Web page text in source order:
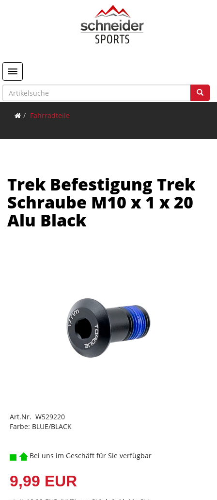
Toggle navigation
Fahrradteile
Trek Befestigung Trek
Schraube M10 x 1 x 20
Alu Black
Art.Nr. W529220
Farbe: BLUE/BLACK
Bei uns im Geschäft für Sie verfügbar
9,99 EUR